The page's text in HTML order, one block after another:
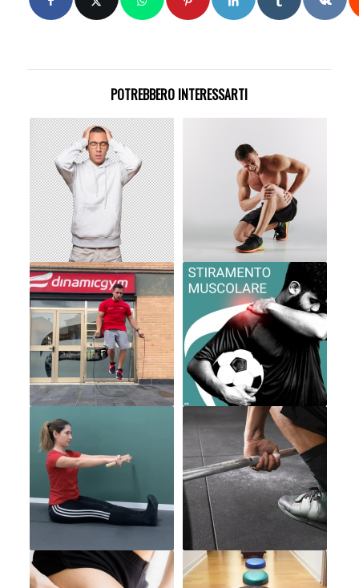
POTREBBERO INTERESSARTI